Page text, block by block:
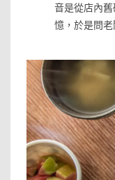
音是從店內
憶，於是問